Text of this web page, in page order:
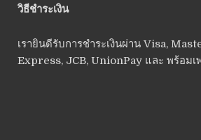
วิธีชำระเงิน
เรายินดีรับการชำระเงินผ่าน Visa,
Express, JCB, UnionPay และ พร้อมเ